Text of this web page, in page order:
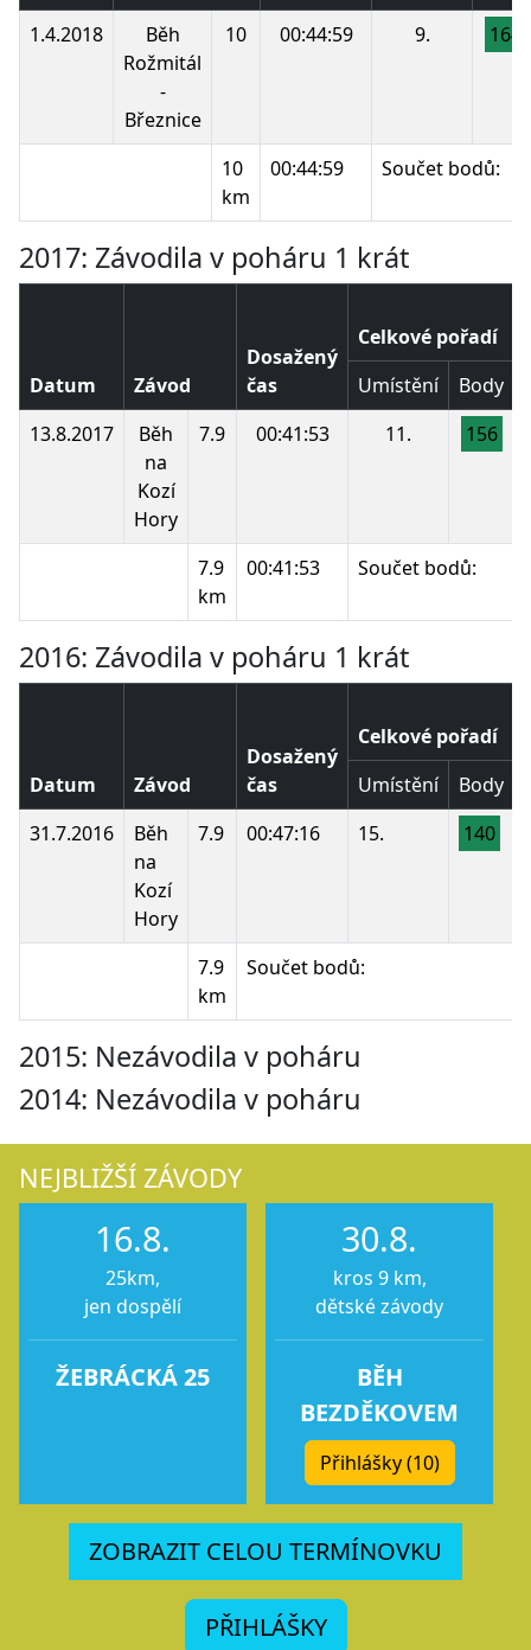
1.4.2018
Běh
Rožmitál
-
Březnice
10 00:44:59 9. 164
10
km
00:44:59 Součet bodů:
2017: Závodila v poháru 1 krát
Datum Závod
Dosažený
čas
Celkové pořadí
Umístění
Body
13.8.2017
Běh
na
Kozí
Hory
7.9 00:41:53 11. 156
7.9
km
00:41:53 Součet bodů:
2016: Závodila v poháru 1 krát
Datum Závod
Dosažený
čas
Celkové pořadí
Umístění
Body
31.7.2016
Běh
na
Kozí
Hory
7.9 00:47:16 15. 140
7.9
km
Součet bodů:
2015: Nezávodila v poháru
2014: Nezávodila v poháru
NEJBLIŽŠÍ ZÁVODY
16.8.
25km,
jen dospělí
ŽEBRÁCKÁ 25
30.8.
kros 9 km,
dětské závody
BĚH
BEZDĚKOVEM
Přihlášky (10)
ZOBRAZIT CELOU TERMÍNOVKU
PŘIHLÁŠKY